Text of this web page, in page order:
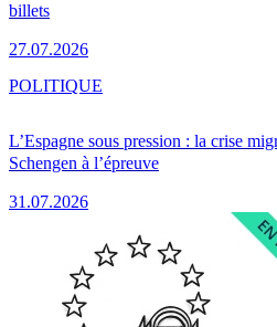
billets
27.07.2026
L’Espagne sous pression : la crise
Schengen à l’épreuve
31.07.2026
POLITIQUE